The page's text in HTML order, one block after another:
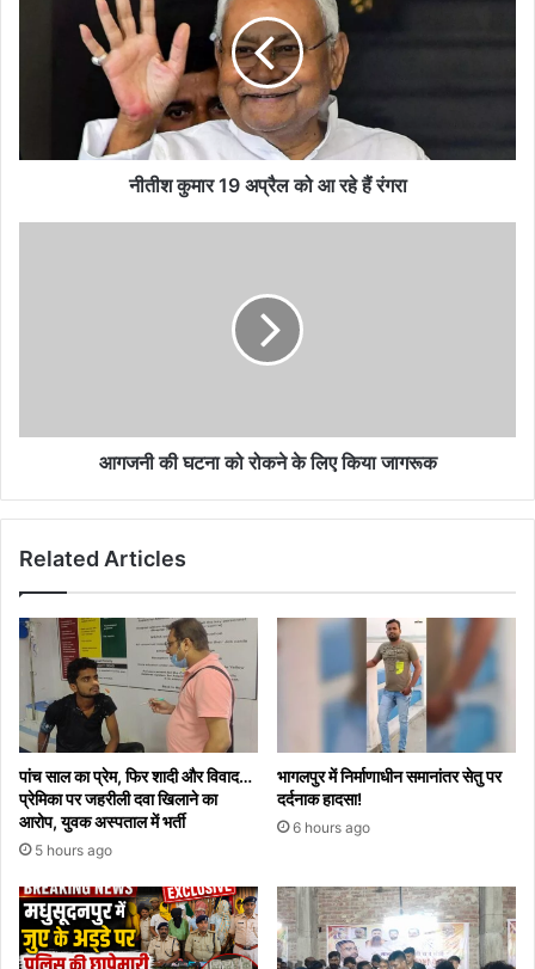
रंगरा
नीतीश कुमार 19 अप्रैल को आ रहे हैं रंगरा
जागरूक
आगजनी की घटना को रोकने के लिए किया जागरूक
Related Articles
पांच साल का प्रेम, फिर शादी और विवाद…
प्रेमिका पर जहरीली दवा खिलाने का
आरोप, युवक अस्पताल में भर्ती
5 hours ago
भागलपुर में निर्माणाधीन समानांतर सेतु पर
दर्दनाक हादसा!
6 hours ago